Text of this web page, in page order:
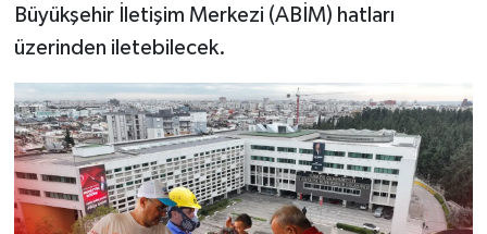
Büyükşehir İletişim Merkezi (ABİM) hatları
üzerinden iletebilecek.